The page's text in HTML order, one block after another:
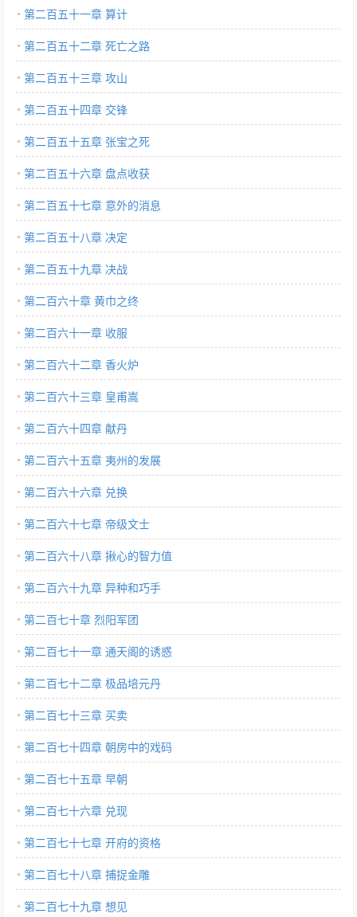
第二百五十一章 算计
第二百五十二章 死亡之路
第二百五十三章 攻山
第二百五十四章 交锋
第二百五十五章 张宝之死
第二百五十六章 盘点收获
第二百五十七章 意外的消息
第二百五十八章 决定
第二百五十九章 决战
第二百六十章 黄巾之终
第二百六十一章 收服
第二百六十二章 香火炉
第二百六十三章 皇甫嵩
第二百六十四章 献丹
第二百六十五章 夷州的发展
第二百六十六章 兑换
第二百六十七章 帝级文士
第二百六十八章 揪心的智力值
第二百六十九章 异种和巧手
第二百七十章 烈阳军团
第二百七十一章 通天阁的诱惑
第二百七十二章 极品培元丹
第二百七十三章 买卖
第二百七十四章 朝房中的戏码
第二百七十五章 早朝
第二百七十六章 兑现
第二百七十七章 开府的资格
第二百七十八章 捕捉金雕
第二百七十九章 想见